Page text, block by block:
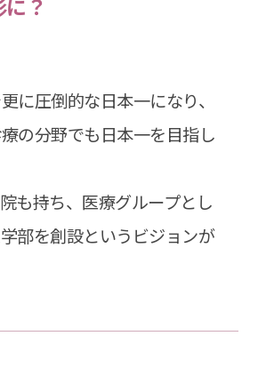
？
に圧倒的な日本一になり、
の分野でも日本一を目指し
も持ち、医療グループとし
部を創設というビジョンが